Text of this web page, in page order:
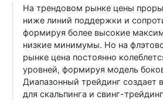
На трендовом рынке цены
ниже линий поддержки и
формируя более высокие
низкие минимумы. Но на
рынке цена постоянно
уровней, формируя модель
Диапазонный трейдинг создает
для скальпинга и свинг-